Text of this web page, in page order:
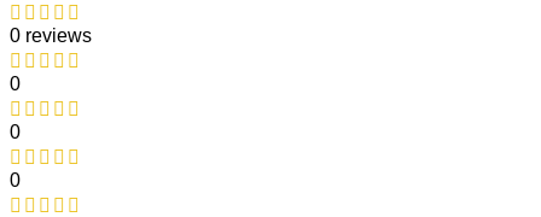
0 reviews
0
0
0